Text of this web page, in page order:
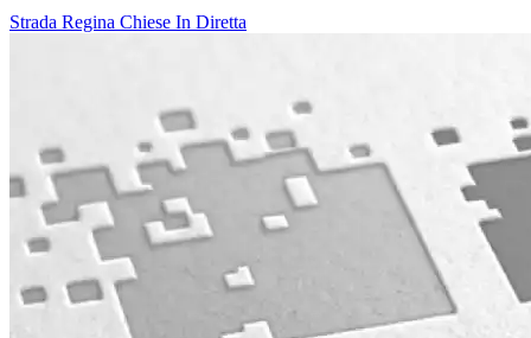
Strada Regina Chiese In Diretta